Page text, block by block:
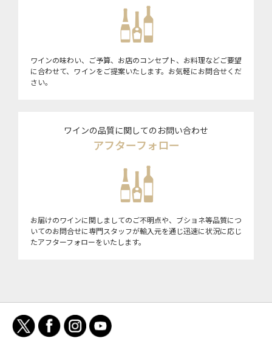
ワインの味わい、ご予算、お店のコンセプト、お料理などご要望
に合わせて、ワインをご提案いたします。お気軽にお問合せくだ
さい。
ワインの品質に関してのお問い合わせ
アフターフォロー
お届けのワインに関しましてのご不明点や、ブショネ等品質につ
いてのお問合せに専門スタッフが輸入元を通じ迅速に状況に応じ
たアフターフォローをいたします。